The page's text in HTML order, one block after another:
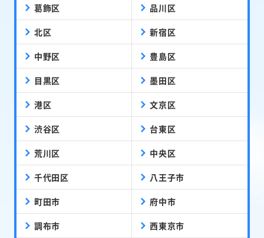
葛飾区 品川区
北区 新宿区
中野区 豊島区
目黒区 墨田区
港区 文京区
渋谷区 台東区
荒川区 中央区
千代田区 八王子市
町田市 府中市
調布市 西東京市